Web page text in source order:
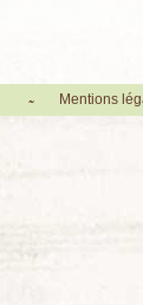
Mentions